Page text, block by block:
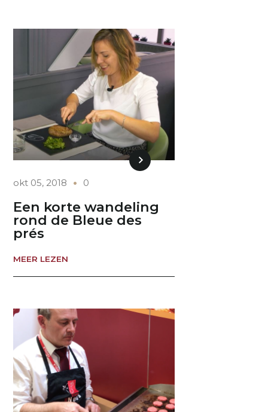
okt 05, 2018 0
Een korte wandeling
rond de Bleue des
prés
MEER LEZEN